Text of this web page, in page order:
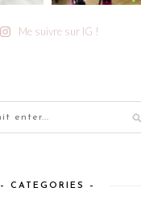
Me suivre sur IG !
– CATEGORIES –